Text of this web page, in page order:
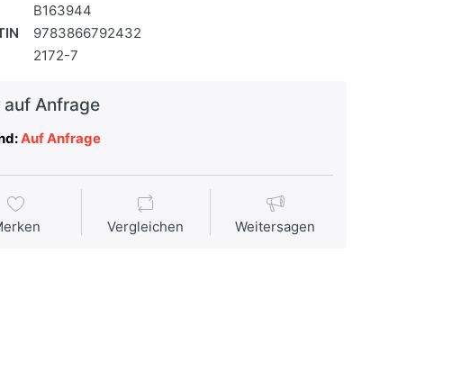
B163944
9783866792432
2172-7
auf Anfrage
Auf Anfrage
Vergleichen Weitersagen